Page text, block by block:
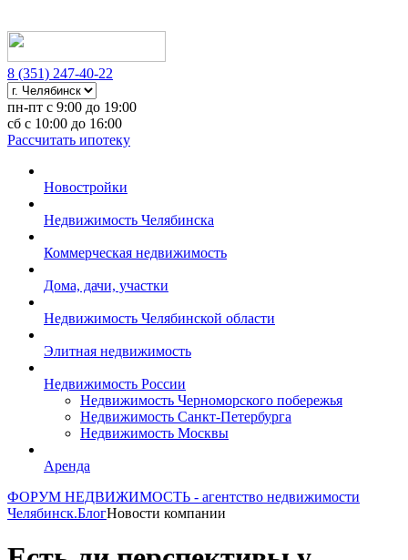
8 (351) 247-40-22
пн-пт с 9:00 до 19:00
сб с 10:00 до 16:00
Рассчитать ипотеку
Новостройки
Недвижимость Челябинска
Коммерческая недвижимость
Дома, дачи, участки
Недвижимость Челябинской области
Элитная недвижимость
Недвижимость России
Недвижимость Черноморского побережья
Недвижимость Санкт-Петербурга
Недвижимость Москвы
Аренда
ФОРУМ НЕДВИЖИМОСТЬ - агентство недвижимости
Челябинск.БлогНовости компании